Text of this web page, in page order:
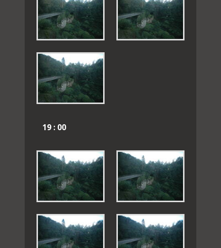
19 : 00